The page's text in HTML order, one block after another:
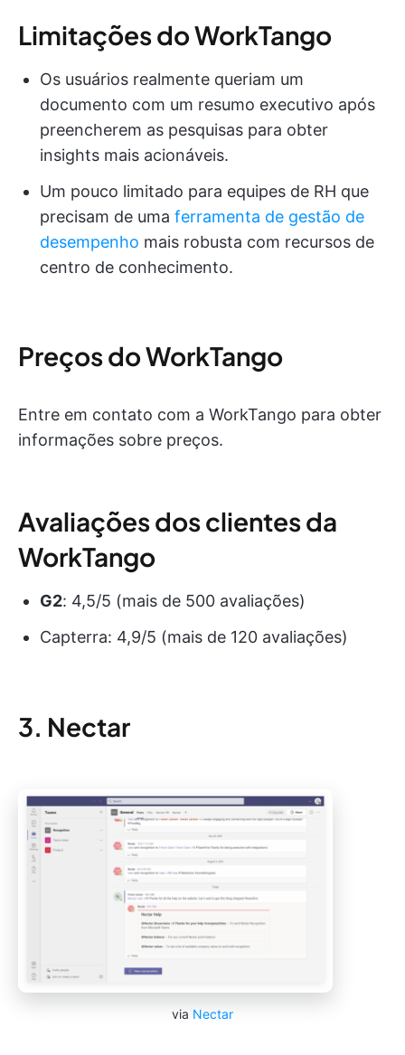
Limitações do WorkTango
Os usuários realmente queriam um
documento com um resumo executivo após
preencherem as pesquisas para obter
insights mais acionáveis.
Um pouco limitado para equipes de RH que
precisam de uma ferramenta de gestão de
desempenho mais robusta com recursos de
centro de conhecimento.
Preços do WorkTango
Entre em contato com a WorkTango para obter
informações sobre preços.
Avaliações dos clientes da
WorkTango
G2: 4,5/5 (mais de 500 avaliações)
Capterra: 4,9/5 (mais de 120 avaliações)
3. Nectar
via Nectar